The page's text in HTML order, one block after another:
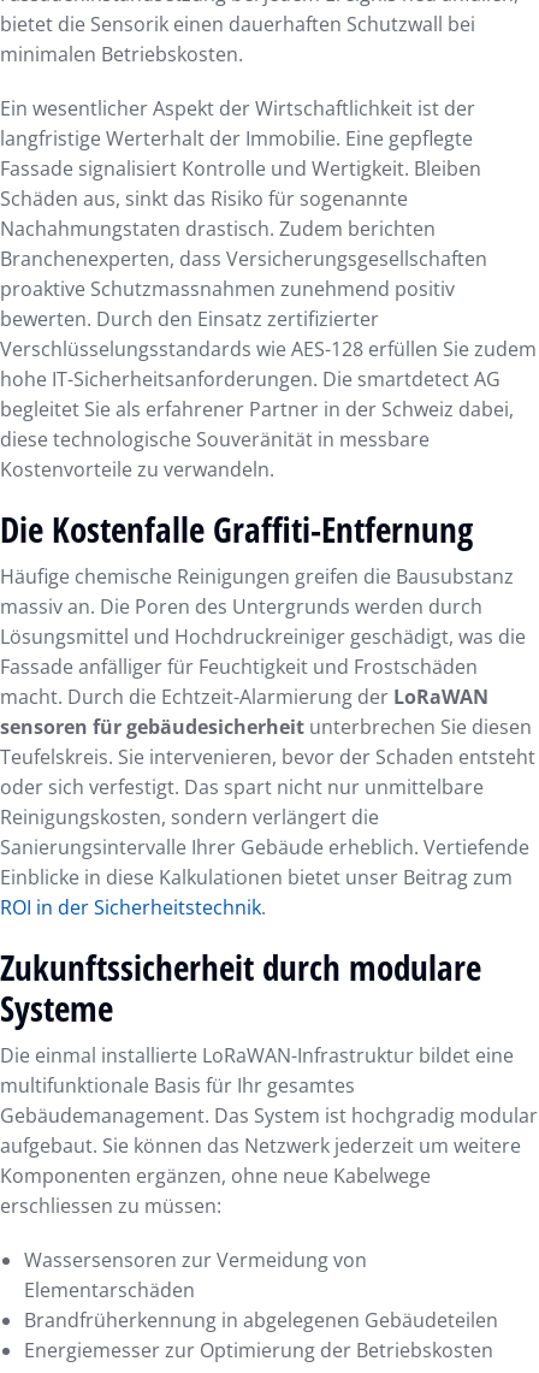
bietet die Sensorik einen dauerhaften Schutzwall bei
minimalen Betriebskosten.
Ein wesentlicher Aspekt der Wirtschaftlichkeit ist der
langfristige Werterhalt der Immobilie. Eine gepflegte
Fassade signalisiert Kontrolle und Wertigkeit. Bleiben
Schäden aus, sinkt das Risiko für sogenannte
Nachahmungstaten drastisch. Zudem berichten
Branchenexperten, dass Versicherungsgesellschaften
proaktive Schutzmassnahmen zunehmend positiv
bewerten. Durch den Einsatz zertifizierter
Verschlüsselungsstandards wie AES-128 erfüllen Sie zudem
hohe IT-Sicherheitsanforderungen. Die smartdetect AG
begleitet Sie als erfahrener Partner in der Schweiz dabei,
diese technologische Souveränität in messbare
Kostenvorteile zu verwandeln.
Die Kostenfalle Graffiti-Entfernung
Häufige chemische Reinigungen greifen die Bausubstanz
massiv an. Die Poren des Untergrunds werden durch
Lösungsmittel und Hochdruckreiniger geschädigt, was die
Fassade anfälliger für Feuchtigkeit und Frostschäden
macht. Durch die Echtzeit-Alarmierung der LoRaWAN
sensoren für gebäudesicherheit unterbrechen Sie diesen
Teufelskreis. Sie intervenieren, bevor der Schaden entsteht
oder sich verfestigt. Das spart nicht nur unmittelbare
Reinigungskosten, sondern verlängert die
Sanierungsintervalle Ihrer Gebäude erheblich. Vertiefende
Einblicke in diese Kalkulationen bietet unser Beitrag zum
ROI in der Sicherheitstechnik.
Zukunftssicherheit durch modulare
Systeme
Die einmal installierte LoRaWAN-Infrastruktur bildet eine
multifunktionale Basis für Ihr gesamtes
Gebäudemanagement. Das System ist hochgradig modular
aufgebaut. Sie können das Netzwerk jederzeit um weitere
Komponenten ergänzen, ohne neue Kabelwege
erschliessen zu müssen:
Wassersensoren zur Vermeidung von
Elementarschäden
Brandfrüherkennung in abgelegenen Gebäudeteilen
Energiemesser zur Optimierung der Betriebskosten